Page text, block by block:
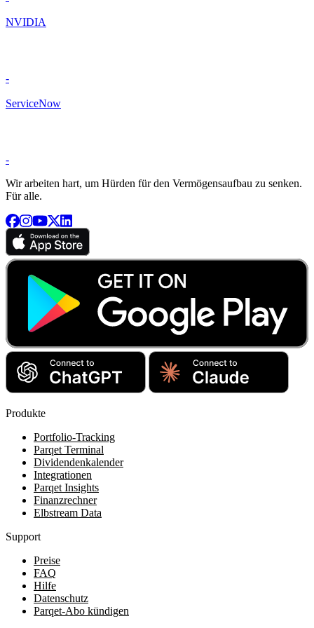
NVIDIA
-
ServiceNow
-
Wir arbeiten hart, um Hürden für den Vermögensaufbau zu senken.
Für alle.
Produkte
Portfolio-Tracking
Parqet Terminal
Dividendenkalender
Integrationen
Parqet Insights
Finanzrechner
Elbstream Data
Support
Preise
FAQ
Hilfe
Datenschutz
Parqet-Abo kündigen